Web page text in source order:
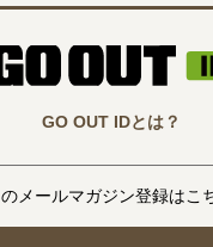
GO OUT IDとは？
メールマガジン登録はこ